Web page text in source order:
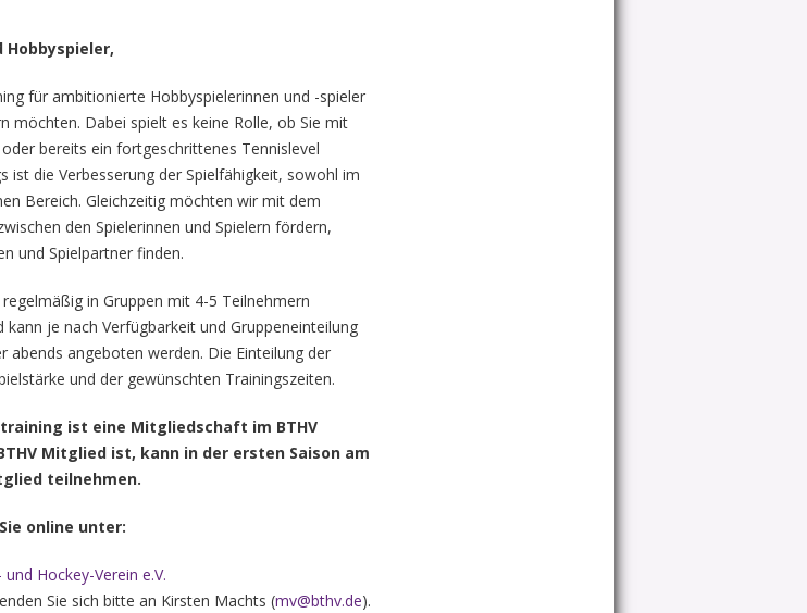
Hobbyspieler,
für ambitionierte Hobbyspielerinnen und -spieler
möchten. Dabei spielt es keine Rolle, ob Sie mit
bereits ein fortgeschrittenes Tennislevel
ist die Verbesserung der Spielfähigkeit, sowohl im
Bereich. Gleichzeitig möchten wir mit dem
den Spielerinnen und Spielern fördern,
und Spielpartner finden.
in Gruppen mit 4-5 Teilnehmern
je nach Verfügbarkeit und Gruppeneinteilung
angeboten werden. Die Einteilung der
und der gewünschten Trainingszeiten.
ist eine Mitgliedschaft im BTHV
Mitglied ist, kann in der ersten Saison am
teilnehmen.
online unter:
Hockey-Verein e.V.
Sie sich bitte an Kirsten Machts (mv@bthv.de).